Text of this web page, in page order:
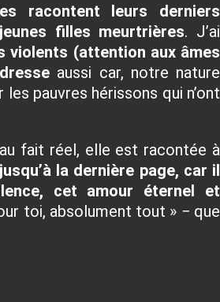
racontent leurs derniers
filles meurtrières. J’ai
violents (attention aux âmes
aussi car, notre nature
pauvres hérissons qui n’ont
fait réel, elle est racontée à
la dernière page, car il
cet amour éternel et
toi, absolument tout » − que